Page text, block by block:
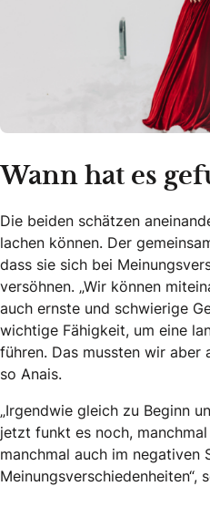
Wann hat es
Die beiden schätzen
lachen können. Der
dass sie sich bei
versöhnen. „Wir können
auch ernste und schwierige
wichtige Fähigkeit, um eine
führen. Das mussten wir aber
so Anais.
„Irgendwie gleich zu Beginn
jetzt funkt es noch,
manchmal auch im negativen
Meinungsverschiedenheiten“,